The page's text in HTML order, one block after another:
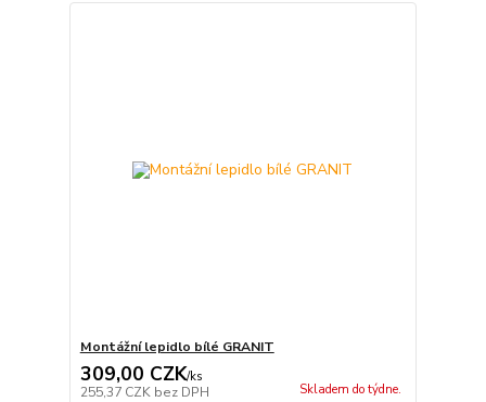
Montážní lepidlo bílé GRANIT
309,00 CZK/ks
255,37 CZK bez DPH Skladem do týdne.